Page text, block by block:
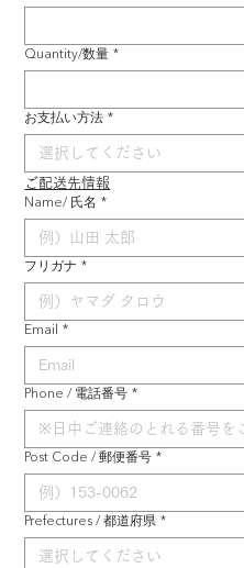
Quantity/数量 *
お支払い方法 *
ご配送先情報
Name/ 氏名 *
フリガナ *
Email *
Phone / 電話番号 *
Post Code / 郵便番号 *
Prefectures / 都道府県 *